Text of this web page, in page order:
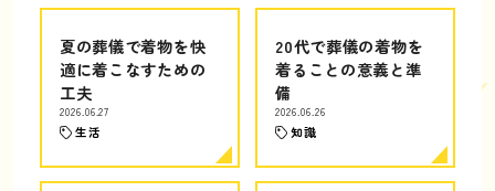
夏の葬儀で着物を快
適に着こなすための
工夫
2026.06.27
生活
20代で葬儀の着物を
着ることの意義と準
備
2026.06.26
知識